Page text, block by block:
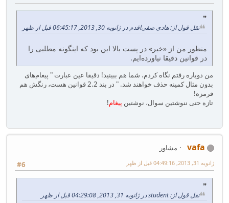
نقل قول از: هادی صفی‌اقدم در ژانویه 30, 2013, 06:45:17 قبل از ظهر
منظور من از «خیر» در پست بالا این بود که اینگونه مطلبی را
در قوانین دقیقا نیاورده‌ایم.
من دوباره رفتم نگاه کردم، شما هم ببینید! دقیقا عین عبارت " پیغام‌های
بدون مثال کمینه حذف خواهند شد. " در بند 2.2 قوانین هست، رنگش هم
قرمزه!
تازه حتی ننوشتین سوال، نوشتین پیغام!
vafa
مشاور
#6
ژانویه 31, 2013, 04:49:16 قبل از ظهر
نقل قول از: student در ژانویه 31, 2013, 04:29:08 قبل از ظهر